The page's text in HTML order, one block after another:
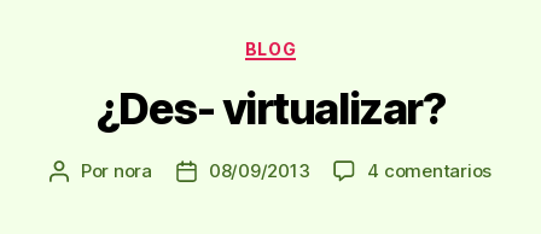
Categorías
BLOG
¿Des- virtualizar?
Autor
Por nora
Fecha08/09/2013 4 comentariosen